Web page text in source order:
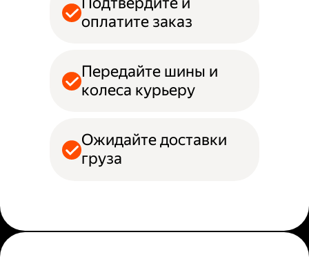
оплатите заказ
Передайте шины и
колеса курьеру
Ожидайте доставки
груза